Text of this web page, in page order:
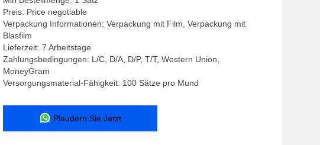
Preis: Price negotiable
Verpackung Informationen: Verpackung mit Film, Verpackung mit
Blasfilm
Lieferzeit: 7 Arbeitstage
Zahlungsbedingungen: L/C, D/A, D/P, T/T, Western Union,
MoneyGram
Versorgungsmaterial-Fähigkeit: 100 Sätze pro Mund
Plaudern Sie Jetzt